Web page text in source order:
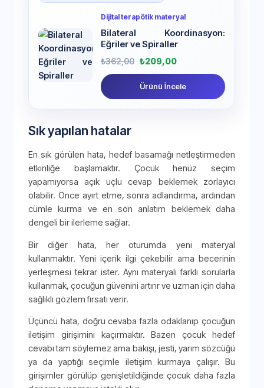
Dijital terapötik materyal
Bilateral Koordinasyon:
Eğriler ve Spiraller
₺362,00 ₺209,00
Ürünü İncele
Sık yapılan hatalar
En sık görülen hata, hedef basamağı netleştirmeden
etkinliğe başlamaktır. Çocuk henüz seçim
yapamıyorsa açık uçlu cevap beklemek zorlayıcı
olabilir. Önce ayırt etme, sonra adlandırma, ardından
cümle kurma ve en son anlatım beklemek daha
dengeli bir ilerleme sağlar.
Bir diğer hata, her oturumda yeni materyal
kullanmaktır. Yeni içerik ilgi çekebilir ama becerinin
yerleşmesi tekrar ister. Aynı materyali farklı sorularla
kullanmak, çocuğun güvenini artırır ve uzman için daha
sağlıklı gözlem fırsatı verir.
Üçüncü hata, doğru cevaba fazla odaklanıp çocuğun
iletişim girişimini kaçırmaktır. Bazen çocuk hedef
cevabı tam söylemez ama bakışı, jesti, yarım sözcüğü
ya da yaptığı seçimle iletişim kurmaya çalışır. Bu
girişimler görülüp genişletildiğinde çocuk daha fazla